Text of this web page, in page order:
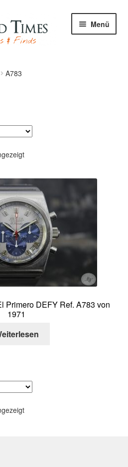
Menü
A783
Primero DEFY Ref. A783 von
1971